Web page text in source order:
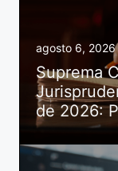
agosto 6, 2026
Suprema
de 2026: